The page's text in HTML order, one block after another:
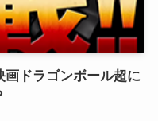
ドラゴンボール超に